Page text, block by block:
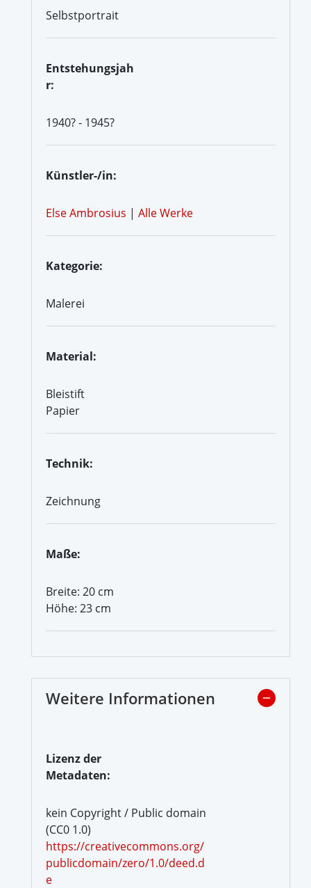
Selbstportrait
Entstehungsjah
r:
1940? - 1945?
Künstler-/in:
Else Ambrosius | Alle Werke
Kategorie:
Malerei
Material:
Bleistift
Papier
Technik:
Zeichnung
Maße:
Breite: 20 cm
Höhe: 23 cm
Weitere Informationen
Lizenz der
Metadaten:
kein Copyright / Public domain
(CC0 1.0)
https://creativecommons.org/
publicdomain/zero/1.0/deed.d
e